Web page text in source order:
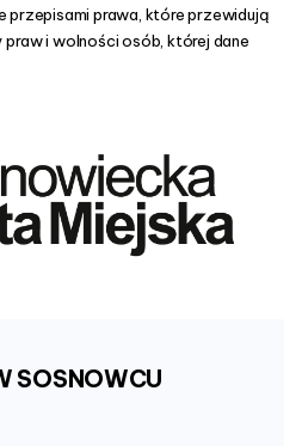
przepisami prawa, które przewidują
praw i wolności osób, której dane
SOSNOWCU